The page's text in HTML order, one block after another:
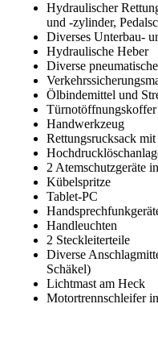
Hydraulischer
und -zylinder,
Diverses Unterbau-
Hydraulische Heber
Diverse
Ölbindemittel und
Türnotöffnungskoffer
Handwerkzeug
Rettungsrucksack
2 Atemschutzgeräte
Kübelspritze
Tablet-PC
Handleuchten
2 Steckleiterteile
Diverse
Schäkel)
Lichtmast am Heck
Motortrennschleifer